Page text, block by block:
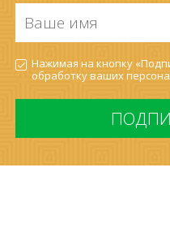
имя
*
Согласие
на
обработку
*
Нажимая на кнопку
обработку ваших